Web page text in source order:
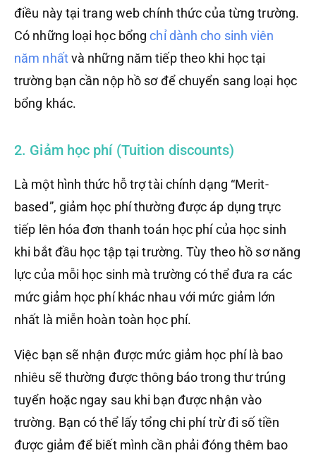
điều này tại trang web chính thức của từng trường.
Có những loại học bổngchỉ dành cho sinh viên
năm nhấtvà những năm tiếp theo khi học tại
trường bạn cần nộp hồ sơ để chuyển sang loại học
bổng khác.
2. Giảm học phí (Tuition discounts)
Là một hình thức hỗ trợ tài chính dạng “Merit-
based”, giảm học phí thường được áp dụng trực
tiếp lên hóa đơn thanh toán học phí của học sinh
khi bắt đầu học tập tại trường. Tùy theo hồ sơ năng
lực của mỗi học sinh mà trường có thể đưa ra các
mức giảm học phí khác nhau với mức giảm lớn
nhất là miễn hoàn toàn học phí.
Việc bạn sẽ nhận được mức giảm học phí là bao
nhiêu sẽ thường được thông báo trong thư trúng
tuyển hoặc ngay sau khi bạn được nhận vào
trường. Bạn có thể lấy tổng chi phí trừ đi số tiền
được giảm để biết mình cần phải đóng thêm bao